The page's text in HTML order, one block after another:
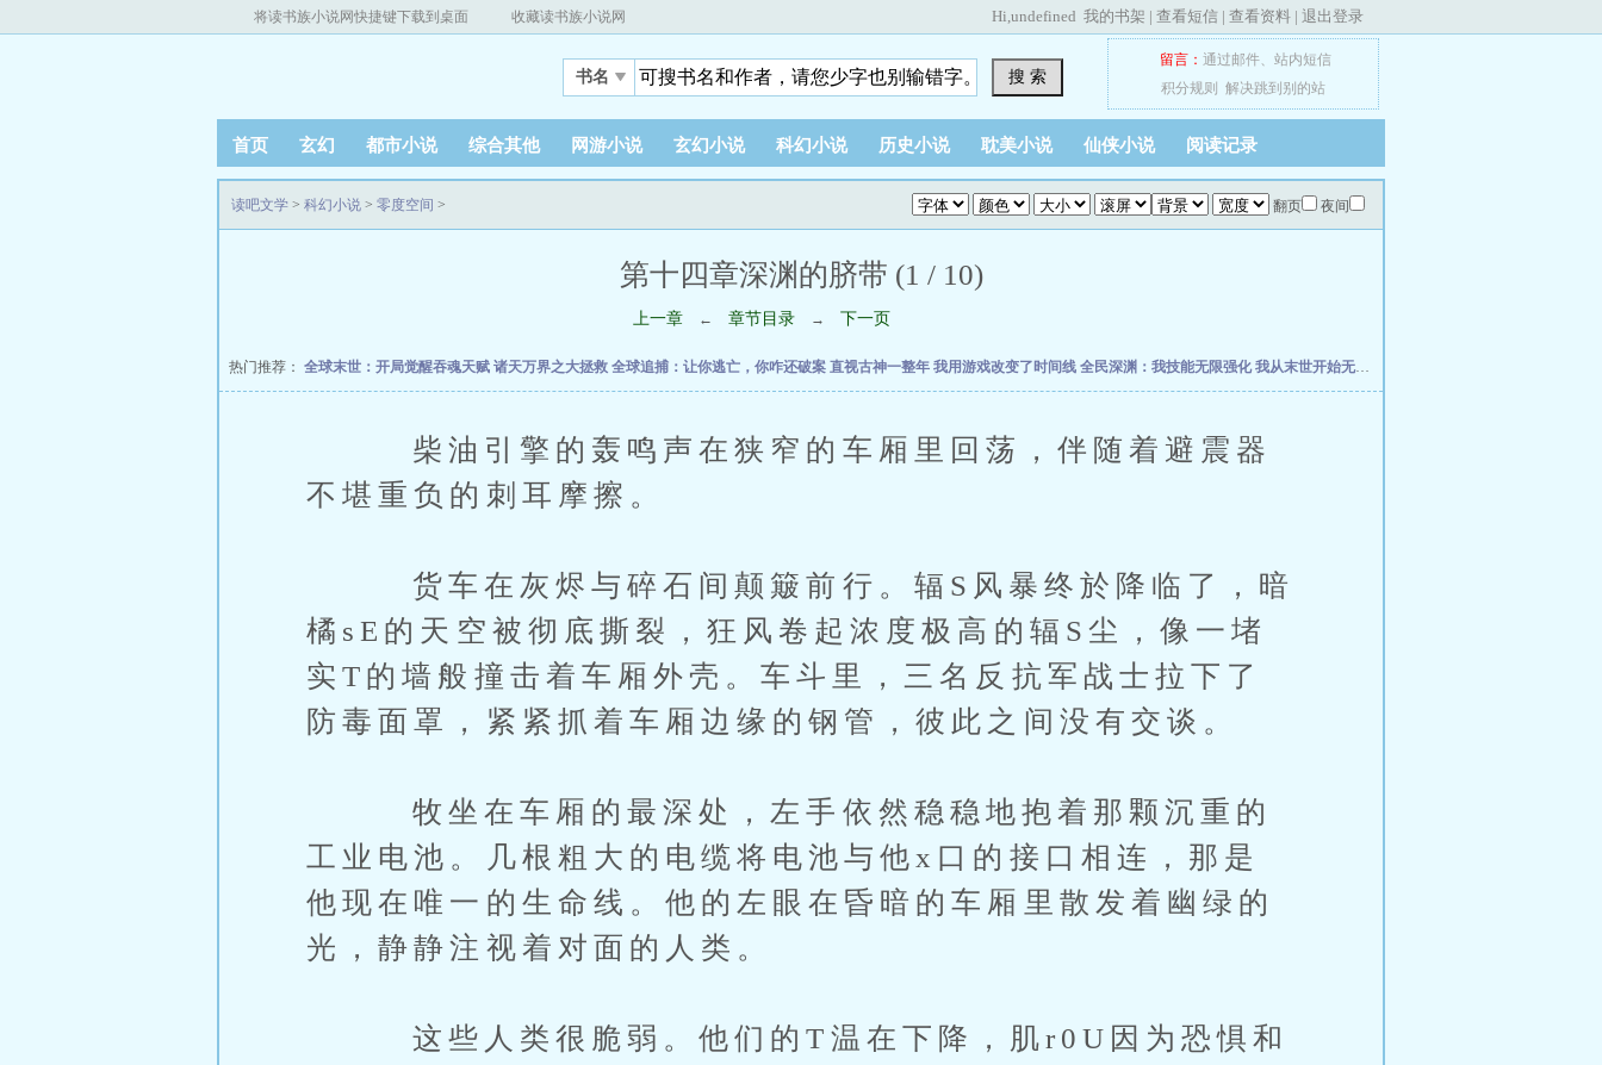
将读书族小说网快捷键下载到桌面 收藏读书族小说网 Hi,undefined 我的书架 | 查看短信 | 查看资料 | 退出登录
书名 搜 索
留言： 通过邮件、 站内短信
积分规则
解决跳到别的站
首页 玄幻 都市小说 综合其他 网游小说 玄幻小说 科幻小说 历史小说 耽美小说 仙侠小说 阅读记录
翻页 夜间
读吧文学 > 科幻小说 > 零度空间 >
第十四章深渊的脐带 (1 / 10)
上一章 ← 章节目录 → 下一页
热门推荐： 全球末世：开局觉醒吞魂天赋 诸天万界之大拯救 全球追捕：让你逃亡，你咋还破案 直视古神一整年 我用游戏改变了时间线 全民深渊：我技能无限强化我从末世开始无敌
柴油引擎的轰鸣声在狭窄的车厢里回荡，伴随着避震器
不堪重负的刺耳摩擦。
货车在灰烬与碎石间颠簸前行。辐S风暴终於降临了，暗
橘sE的天空被彻底撕裂，狂风卷起浓度极高的辐S尘，像一堵
实T的墙般撞击着车厢外壳。车斗里，三名反抗军战士拉下了
防毒面罩，紧紧抓着车厢边缘的钢管，彼此之间没有交谈。
牧坐在车厢的最深处，左手依然稳稳地抱着那颗沉重的
工业电池。几根粗大的电缆将电池与他x口的接口相连，那是
他现在唯一的生命线。他的左眼在昏暗的车厢里散发着幽绿的
光，静静注视着对面的人类。
这些人类很脆弱。他们的T温在下降，肌r0U因为恐惧和